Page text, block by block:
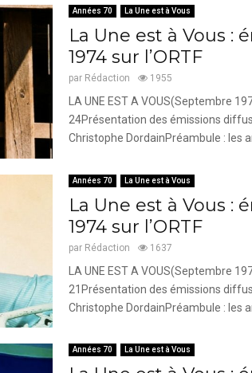
Années 70 La Une est à Vous
La Une est à Vous :
1974 sur l’ORTF
par Rédaction 1955
LA UNE EST A VOUS(Septembre
24Présentation des émissions
Christophe DordainPréambule : les
Années 70 La Une est à Vous
La Une est à Vous :
1974 sur l’ORTF
par Rédaction 1637
LA UNE EST A VOUS(Septembre
21Présentation des émissions
Christophe DordainPréambule : les
Années 70 La Une est à Vous